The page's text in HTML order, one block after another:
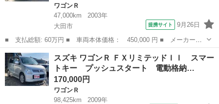
ワゴンＲ
47,000km
2003年
大田市
提携サイト 9月26日
■ 支払総額: 60万円 ■ 車両本体価格： 450,000 円 ■ メーカー
名： スズキ ■ 車種名： ワゴンＲ ■ グレード名： ＲＲ コラ
ムＡＴ エアコン パワステ パワーウインドウ ■ 排気量： 660cc
■ ド...
島根 大田市 ワゴンＲ
スズキ ワゴンＲ ＦＸリミテッドＩＩ スマー
トキー プッシュスタート 電動格納…
170,000円
ワゴンＲ
98,425km
2009年